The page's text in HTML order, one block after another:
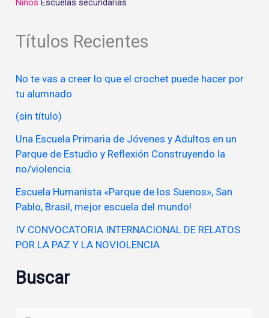
Niños Escuelas secundarias
Títulos Recientes
No te vas a creer lo que el crochet puede hacer por
tu alumnado
(sin título)
Una Escuela Primaria de Jóvenes y Adultos en un
Parque de Estudio y Reflexión Construyendo la
no/violencia.
Escuela Humanista «Parque de los Suenos», San
Pablo, Brasil, mejor escuela del mundo!
IV CONVOCATORIA INTERNACIONAL DE RELATOS
POR LA PAZ Y LA NOVIOLENCIA
Buscar